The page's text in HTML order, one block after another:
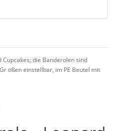
die Banderolen sind
ößen einstellbar, im PE Beutel mit